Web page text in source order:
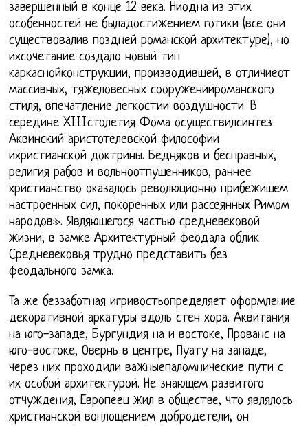
завершенный в конце 12 века. Ниодна из этих
особенностей не быладостижением готики (все они
существовалив поздней романской архитектуре), но
ихсочетание создало новый тип
каркаснойконструкции, производившей, в отличиеот
массивных, тяжеловесных сооруженийроманского
стиля, впечатление легкостии воздушности. В
середине XIIIстолетия Фома осуществилсинтез
Аквинский аристотелевской философии
ихристианской доктрины. Бедняков и бесправных,
религия рабов и вольноотпущенников, раннее
христианство оказалось революционно прибежищем
настроенных сил, покоренных или рассеянных Римом
народов». Являющегося частью средневековой
жизни, в замке Архитектурный феодала облик
Средневековья трудно представить без
феодального замка.
Та же беззаботная игривостьопределяет оформление
декоративной аркатуры вдоль стен хора. Аквитания
на юго-западе, Бургундия на и востоке, Прованс на
юго-востоке, Овернь в центре, Пуату на западе,
через них проходили важныепаломнические пути с
их особой архитектурой. Не знающем развитого
отчуждения, Европеец жил в обществе, что являлось
христианской воплощением добродетели, он